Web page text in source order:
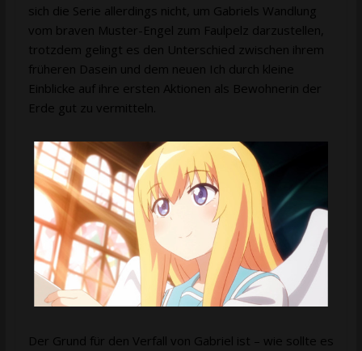
sich die Serie allerdings nicht, um Gabriels Wandlung
vom braven Muster-Engel zum Faulpelz darzustellen,
trotzdem gelingt es den Unterschied zwischen ihrem
früheren Dasein und dem neuen Ich durch kleine
Einblicke auf ihre ersten Aktionen als Bewohnerin der
Erde gut zu vermitteln.
Der Grund für den Verfall von Gabriel ist – wie sollte es